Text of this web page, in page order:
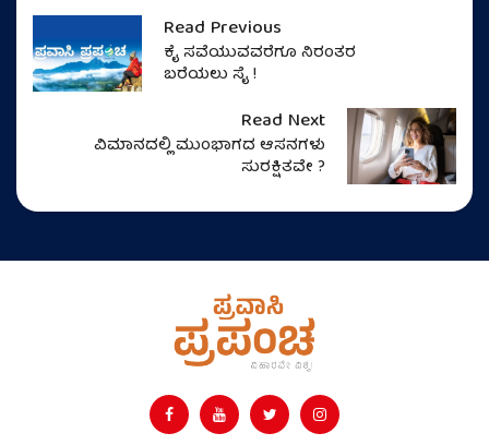
Read Previous
ಕೈ ಸವೆಯುವವರೆಗೂ ನಿರಂತರ
ಬರೆಯಲು ಸೈ !
Read Next
ವಿಮಾನದಲ್ಲಿ ಮುಂಭಾಗದ ಆಸನಗಳು
ಸುರಕ್ಷಿತವೇ ?